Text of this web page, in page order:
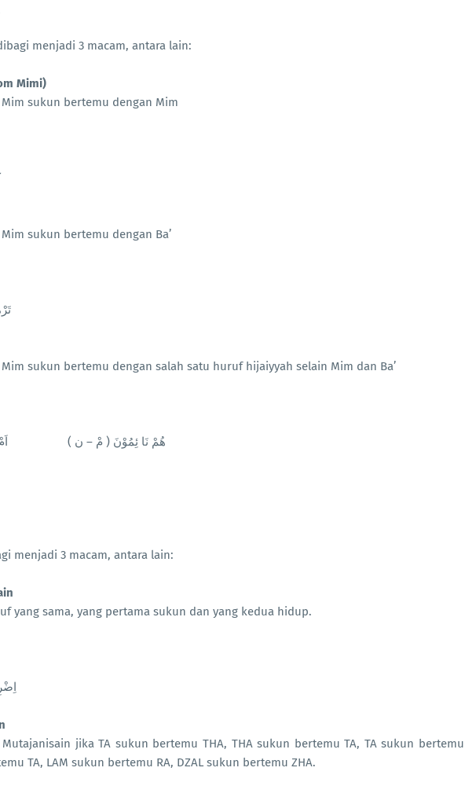
menjadi 3 macam, antara lain:
Mimi)
sukun bertemu dengan Mim
sukun bertemu dengan Ba’
sukun bertemu dengan salah satu huruf hijaiyyah selain Mim dan Ba’
هُمْ نَا ئِمُوْنَ ( مْ – ن ) اَمْ
menjadi 3 macam, antara lain:
yang sama, yang pertama sukun dan yang kedua hidup.
jika TA sukun bertemu THA, THA sukun bertemu TA, TA sukun bertemu
TA, LAM sukun bertemu RA, DZAL sukun bertemu ZHA.